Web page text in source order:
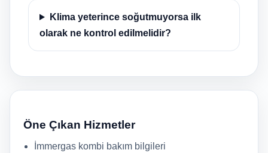
Klima yeterince soğutmuyorsa ilk
olarak ne kontrol edilmelidir?
Öne Çıkan Hizmetler
İmmergas kombi bakım bilgileri